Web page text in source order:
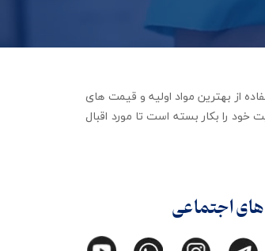
فنی خود و استفاده از بهترین مواد اولیه و قیمت های
را بکار بسته است تا مورد اقبال
اجتماعی